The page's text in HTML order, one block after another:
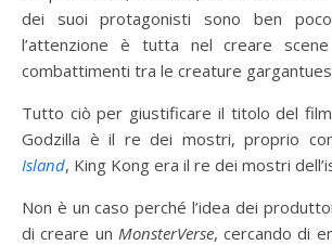
dei suoi protagonisti sono ben
l’attenzione è tutta nel creare
combattimenti tra le creature
Tutto ciò per giustificare il titolo del
Godzilla è il re dei mostri, proprio
Island, King Kong era il re dei mostri
Non è un caso perché l’idea dei
di creare un MonsterVerse, cercando di